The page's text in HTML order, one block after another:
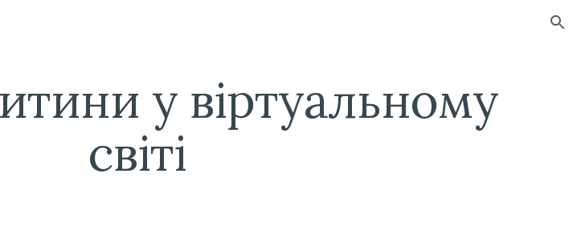
у віртуальному
світі